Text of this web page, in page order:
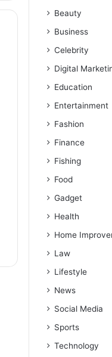
Beauty
Business
Celebrity
Digital
Education
Entertainment
Fashion
Finance
Fishing
Food
Gadget
Health
Home
Law
Lifestyle
News
Social Media
Sports
Technology